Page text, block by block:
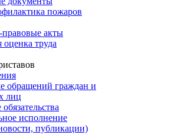
пожаров
акты
труда
обращений граждан и
лиц
исполнение
публикации)